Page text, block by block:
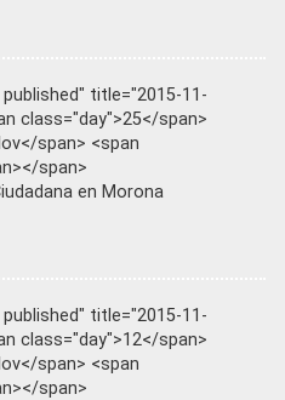
title="2015-11-
class="day">25</span>
span> <span
span>
en Morona
title="2015-11-
class="day">12</span>
span> <span
span>